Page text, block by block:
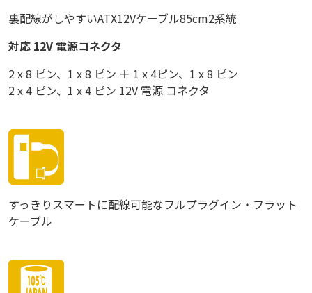
裏配線がしやすいATX12Vケーブル85cm2系統
対応 12V 電源コネクタ
2 x 8 ピン、1 x 8 ピン ＋ 1 x 4ピン、1 x 8 ピン
2 x 4 ピン、1 x 4 ピン 12V 電源 コネクタ
すっきりスマートに配線可能なフルプラグイン・フラット
ケーブル